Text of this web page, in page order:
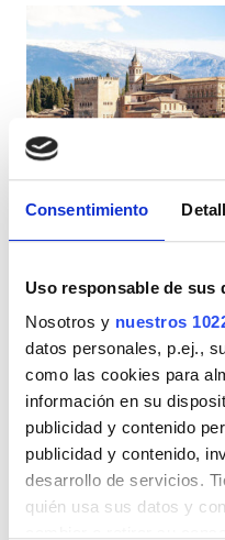
Consentimiento
Uso responsable de sus
Nosotros y nuestros
datos personales, p.ej.,
como las cookies para
información en su
publicidad y contenido
publicidad y contenido,
desarrollo de servicios.
quién usa sus datos y
Acepta
Pacientes con VIH
Pacientes con
TSE
Instalaciones
Refrescos
WiFi gratuito
Pantallas de
Traslado gratuito
España